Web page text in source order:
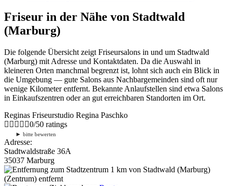
Friseur in der Nähe von Stadtwald
(Marburg)
Die folgende Übersicht zeigt Friseursalons in und um Stadtwald
(Marburg) mit Adresse und Kontaktdaten. Da die Auswahl in
kleineren Orten manchmal begrenzt ist, lohnt sich auch ein Blick in
die Umgebung — gute Salons aus Nachbargemeinden sind oft nur
wenige Kilometer entfernt. Bekannte Anlaufstellen sind etwa Salons
in Einkaufszentren oder an gut erreichbaren Standorten im Ort.
Reginas Friseurstudio Regina Paschko
0/50 ratings
► bitte bewerten
Adresse:
Stadtwaldstraße 36A
35037 Marburg
1 km von Stadtwald (Marburg)
(Zentrum) entfernt